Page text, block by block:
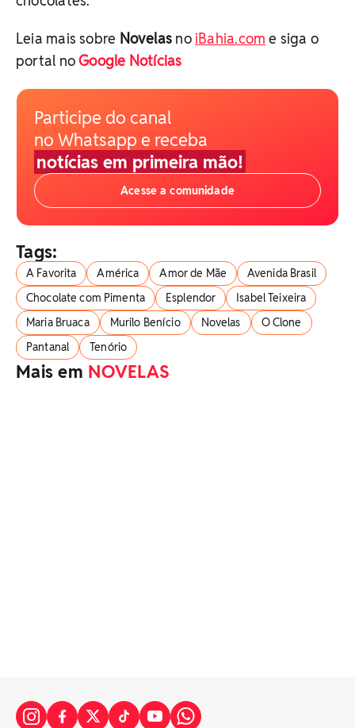
Leia mais sobre Novelas no iBahia.com e siga o
portal noGoogle Notícias
Participe do canal
no Whatsapp e receba
notícias em primeira mão!
Acesse a comunidade
Tags:
A Favorita América Amor de Mãe
Avenida Brasil
Chocolate com Pimenta
Esplendor
Isabel Teixeira
Maria Bruaca
Murilo Benício Novelas
O Clone
Pantanal
Tenório
Mais em NOVELAS